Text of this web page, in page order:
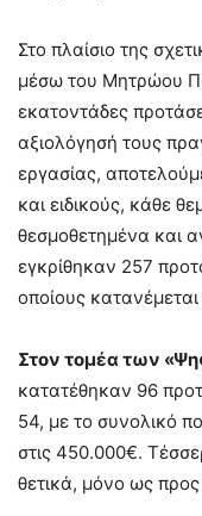
Στο πλαίσιο της
μέσω του Μητρώου
εκατοντάδες
αξιολόγησή τους
εργασίας,
και ειδικούς, κάθε
θεσμοθετημένα και
εγκρίθηκαν 257
οποίους
Στον τομέα των
κατατέθηκαν 96
54, με το συνολικό
στις 450.000€.
θετικά, μόνο ως